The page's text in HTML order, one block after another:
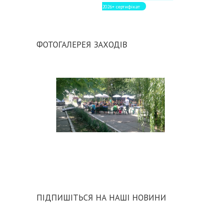
2026+ сертифікат
ФОТОГАЛЕРЕЯ ЗАХОДІВ
ПІДПИШІТЬСЯ НА НАШІ НОВИНИ